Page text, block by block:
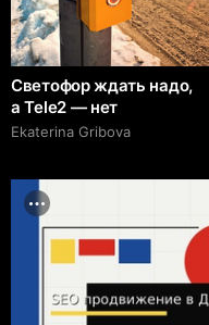
Светофор ждать надо,
а Tele2 — нет
Ekaterina Gribova